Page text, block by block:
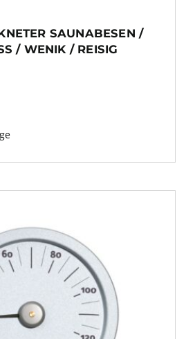
SAUNABESEN /
/ WENIK / REISIG E